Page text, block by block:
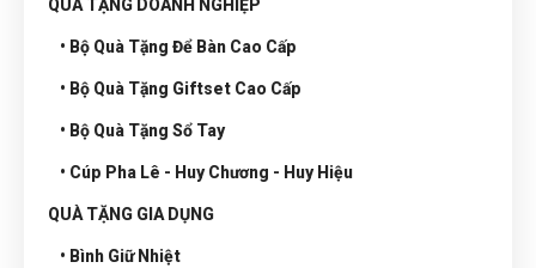
QUÀ TẶNG DOANH NGHIỆP
• Bộ Quà Tặng Để Bàn Cao Cấp
• Bộ Quà Tặng Giftset Cao Cấp
• Bộ Quà Tặng Sổ Tay
• Cúp Pha Lê - Huy Chương - Huy Hiệu
QUÀ TẶNG GIA DỤNG
• Bình Giữ Nhiệt